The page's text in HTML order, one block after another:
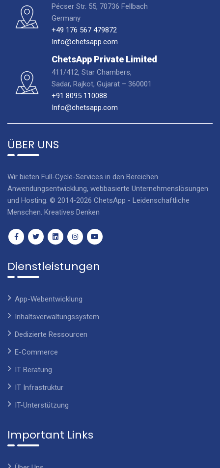
Pécser Str. 55, 70736 Fellbach
Germany
+49 176 567 479872
Info@chetsapp.com
ChetsApp Private Limited
411/412, Star Chambers,
Sadar, Rajkot, Gujarat – 360001
+91 8095 110088
Info@chetsapp.com
ÜBER UNS
Wir bieten Full-Cycle-Services in den Bereichen
Anwendungsentwicklung, webbasierte Unternehmenslösungen
und Hosting. © 2014-2026 ChetsApp - Leidenschaftliche
Menschen. Kreatives Denken
Dienstleistungen
App-Webentwicklung
Inhaltsverwaltungssystem
Dedizierte Ressourcen
E-Commerce
IT Beratung
IT Infrastruktur
IT-Unterstützung
Important Links